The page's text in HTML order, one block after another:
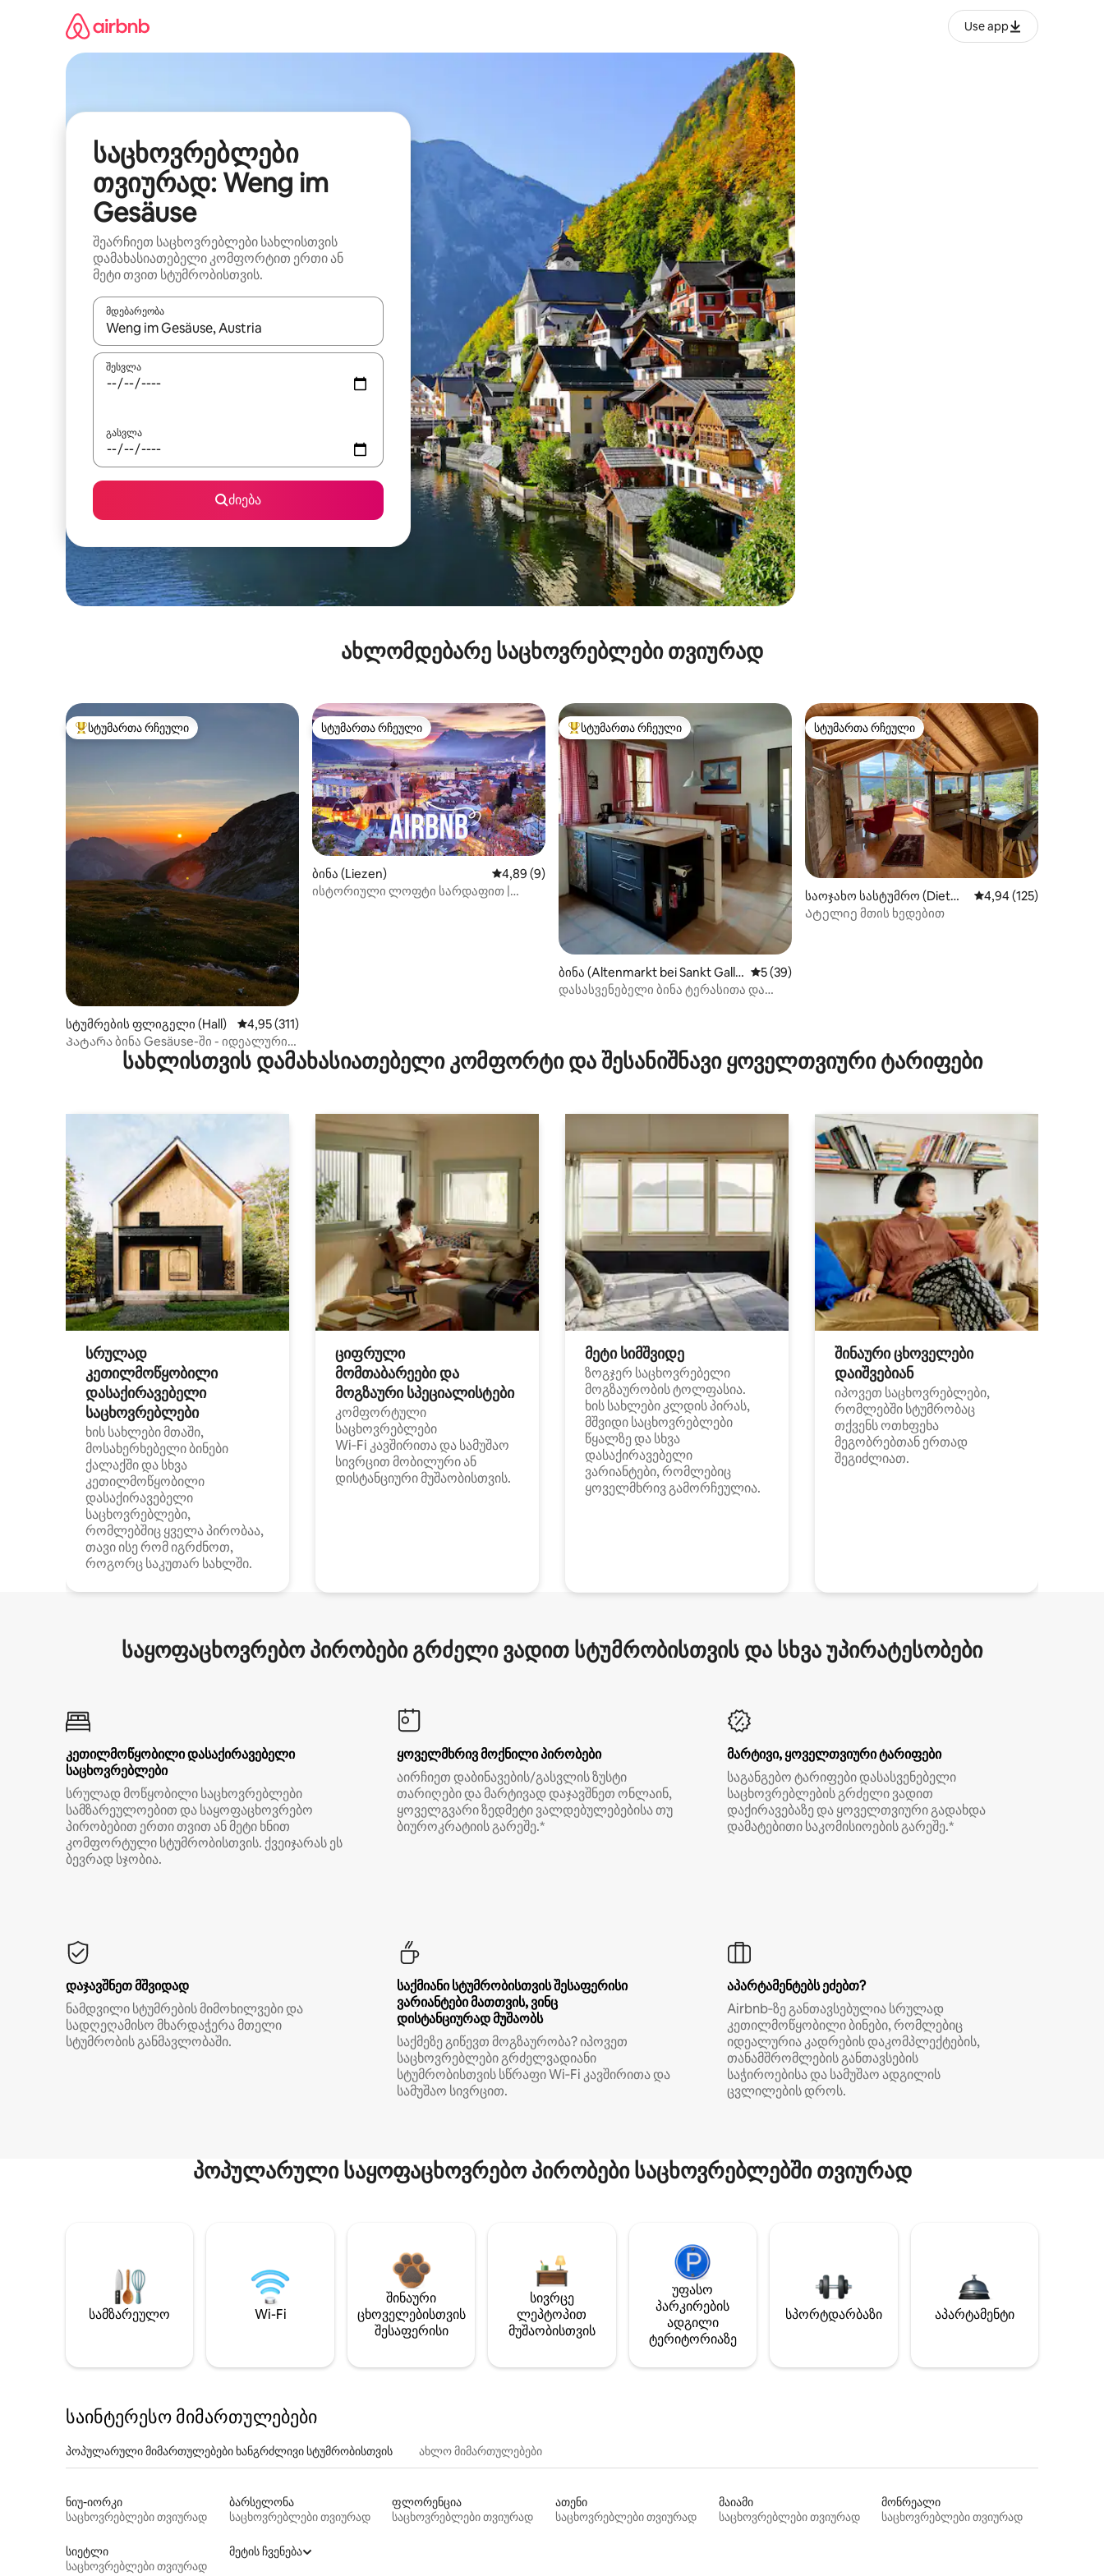
Use app
საცხოვრებლები
თვიურად: Weng im
Gesäuse
შეარჩიეთ საცხოვრებლები სახლისთვის
დამახასიათებელი კომფორტით ერთი ან
მეტი თვით სტუმრობისთვის.
მდებარეობა
როცა შედეგები ხელმისაწვდომი გახდება, ნავიგაციისთვის გამოიყენეთ კლავიშები ზემოთ/ქვემოთ მიმართული ისრებით ან შეხებისა თუ თითის გასმის ჟესტები.
შესვლა
გასვლა
ძიება
ახლომდებარე საცხოვრებლები თვიურად
სტუმართა რჩეული მოწინავე ვარიანტი
სტუმართა რჩეული
სტუმრების ფლიგელი (Hall) საშუალო შეფასებაა 5‑დან 4,95, 311 მიმოხილვა
4,95 (311)
Პატარა ბინა Gesäuse-ში - იდეალურია
ლაშქრობისთვის
სტუმართა რჩეული
სტუმართა რჩეული
ბინა (Liezen) საშუალო შეფასებაა 5‑დან 4,89, 9 მიმოხილვა
4,89 (9)
ისტორიული ლოფტი სარდაფით |
სტუმართა რჩეული მოწინავე ვარიანტი
სტუმართა რჩეული
ბინა (Altenmarkt bei Sankt Galle
n)
საშუალო შეფასებაა 5‑დან 5, 39 მიმოხილვა
5 (39)
დასასვენებელი ბინა ტერასითა და
სტუმართა რჩეული
სტუმართა რჩეული
საოჯახო სასტუმრო (Dietm
annsdorf bei Trieben)
საშუალო შეფასებაა
4,94 (125)
Ატელიე მთის ხედებით
სახლისთვის დამახასიათებელი კომფორტი და შესანიშნავი ყოველთვიური ტარიფები
სრულად
კეთილმოწყობილი
დასაქირავებელი
საცხოვრებლები
ხის სახლები მთაში,
მოსახერხებელი ბინები
ქალაქში და სხვა
კეთილმოწყობილი
დასაქირავებელი
საცხოვრებლები,
რომლებშიც ყველა პირობაა,
თავი ისე რომ იგრძნოთ,
როგორც საკუთარ სახლში.
ციფრული
მომთაბარეები და
მოგზაური სპეციალისტები
კომფორტული
საცხოვრებლები
Wi‑Fi კავშირითა და სამუშაო
სივრცით მობილური ან
დისტანციური მუშაობისთვის.
მეტი სიმშვიდე
ზოგჯერ საცხოვრებელი
მოგზაურობის ტოლფასია.
ხის სახლები კლდის პირას,
მშვიდი საცხოვრებლები
წყალზე და სხვა
დასაქირავებელი
ვარიანტები, რომლებიც
ყოველმხრივ გამორჩეულია.
შინაური ცხოველები
დაიშვებიან
იპოვეთ საცხოვრებლები,
რომლებში სტუმრობაც
თქვენს ოთხფეხა
მეგობრებთან ერთად
შეგიძლიათ.
საყოფაცხოვრებო პირობები გრძელი ვადით სტუმრობისთვის და სხვა უპირატესობები
კეთილმოწყობილი დასაქირავებელი
საცხოვრებლები
სრულად მოწყობილი საცხოვრებლები
სამზარეულოებით და საყოფაცხოვრებო
პირობებით ერთი თვით ან მეტი ხნით
კომფორტული სტუმრობისთვის. ქვეიჯარას ეს
ბევრად სჯობია.
ყოველმხრივ მოქნილი პირობები
აირჩიეთ დაბინავების/გასვლის ზუსტი
თარიღები და მარტივად დაჯავშნეთ ონლაინ,
ყოველგვარი ზედმეტი ვალდებულებებისა თუ
ბიუროკრატიის გარეშე.*
მარტივი, ყოველთვიური ტარიფები
საგანგებო ტარიფები დასასვენებელი
საცხოვრებლების გრძელი ვადით
დაქირავებაზე და ყოველთვიური გადახდა
დამატებითი საკომისიოების გარეშე.*
დაჯავშნეთ მშვიდად
ნამდვილი სტუმრების მიმოხილვები და
სადღეღამისო მხარდაჭერა მთელი
სტუმრობის განმავლობაში.
საქმიანი სტუმრობისთვის შესაფერისი
ვარიანტები მათთვის, ვინც
დისტანციურად მუშაობს
საქმეზე გიწევთ მოგზაურობა? იპოვეთ
საცხოვრებლები გრძელვადიანი
სტუმრობისთვის სწრაფი Wi‑Fi კავშირითა და
სამუშაო სივრცით.
აპარტამენტებს ეძებთ?
Airbnb‑ზე განთავსებულია სრულად
კეთილმოწყობილი ბინები, რომლებიც
იდეალურია კადრების დაკომპლექტების,
თანამშრომლების განთავსების
საჭიროებისა და სამუშაო ადგილის
ცვლილების დროს.
პოპულარული საყოფაცხოვრებო პირობები საცხოვრებლებში თვიურად
სამზარეულო Wi-Fi
შინაური
ცხოველებისთვის
შესაფერისი
სივრცე
ლეპტოპით
მუშაობისთვის
უფასო
პარკირების
ადგილი
ტერიტორიაზე
სპორტდარბაზი აპარტამენტი
საინტერესო მიმართულებები
პოპულარული მიმართულებები ხანგრძლივი სტუმრობისთვის ახლო მიმართულებები
ნიუ-იორკი
საცხოვრებლები თვიურად
ბარსელონა
საცხოვრებლები თვიურად
ფლორენცია
საცხოვრებლები თვიურად
ათენი
საცხოვრებლები თვიურად
მაიამი
საცხოვრებლები თვიურად
მონრეალი
საცხოვრებლები თვიურად
სიეტლი
საცხოვრებლები თვიურად
მეტის ჩვენება